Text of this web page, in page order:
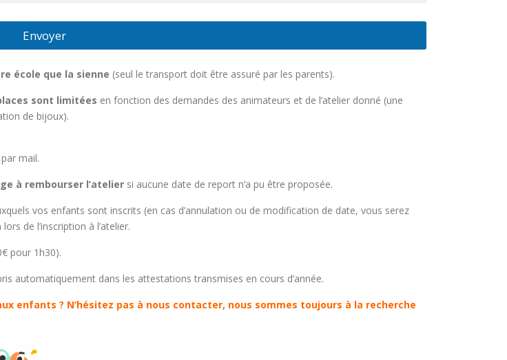
Envoyer
école que la sienne (seul le transport doit être assuré par les parents).
sont limitées en fonction des demandes des animateurs et de l’atelier donné (une
de bijoux).
mail.
à rembourser l’atelier si aucune date de report n’a pu être proposée.
vos enfants sont inscrits (en cas d’annulation ou de modification de date, vous serez
de l’inscription à l’atelier.
pour 1h30).
automatiquement dans les attestations transmises en cours d’année.
enfants ? N’hésitez pas à nous contacter, nous sommes toujours à la recherche